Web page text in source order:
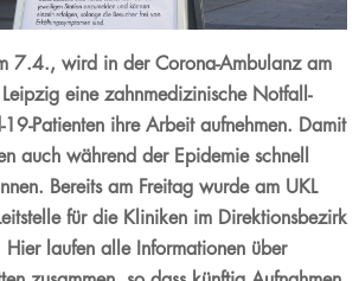
7.4., wird in der Corona-Ambulanz am
eine zahnmedizinische Notfall-
Patienten ihre Arbeit aufnehmen. Damit
auch während der Epidemie schnell
Bereits am Freitag wurde am UKL
für die Kliniken im Direktionsbezirk
laufen alle Informationen über